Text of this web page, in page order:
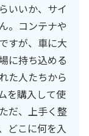
いいか、サイ
。コンテナや
すが、車に大
に持ち込める
た人たちから
を購入して使
だ、上手く整
どこに何を入